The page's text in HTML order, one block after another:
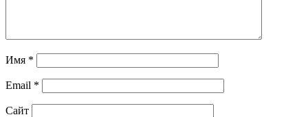
Имя *
Email *
Сайт